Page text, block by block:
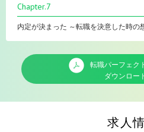
Chapter.7
内定が決まった ～転職を決意した時の
転職パーフェク
ダウンロー
求人